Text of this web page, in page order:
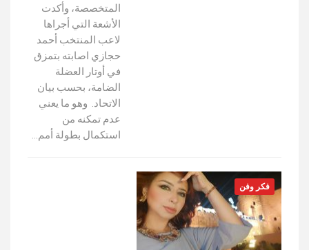
المتخصصة، وأكدت
الأشعة التي أجراها
لاعب المنتخب أحمد
حجازي اصابته بتمزق
في أوتار العضلة
الضامة، بحسب بيان
الاتحاد. وهو ما يعني
عدم تمكنه من
استكمال بطولة أمم…
فكر وفن